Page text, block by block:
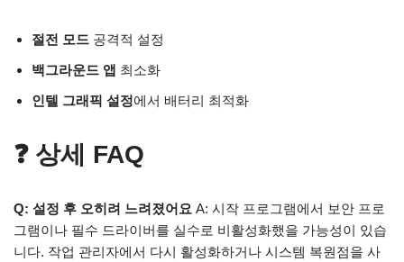
절전 모드 공격적 설정
백그라운드 앱 최소화
인텔 그래픽 설정에서 배터리 최적화
❓ 상세 FAQ
Q: 설정 후 오히려 느려졌어요 A: 시작 프로그램에서 보안 프로
그램이나 필수 드라이버를 실수로 비활성화했을 가능성이 있습
니다. 작업 관리자에서 다시 활성화하거나 시스템 복원점을 사